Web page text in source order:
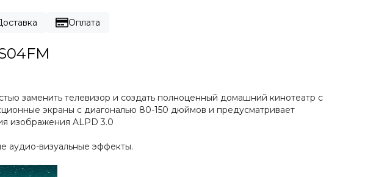
Оплата
заменить телевизор и создать полноценный домашний кинотеатр с
экраны с диагональю 80-150 дюймов и предусматривает
изображения ALPD 3.0
аудио-визуальные эффекты.